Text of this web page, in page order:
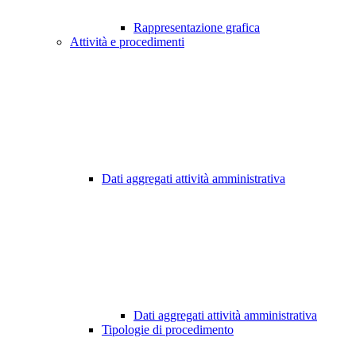
Rappresentazione grafica
Attività e procedimenti
Dati aggregati attività amministrativa
Dati aggregati attività amministrativa
Tipologie di procedimento